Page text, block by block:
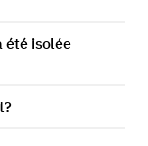
été isolée